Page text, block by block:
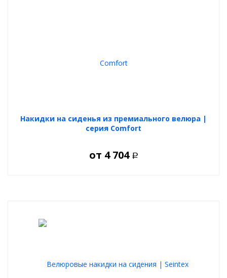
устанавливаются всего за 5 минут без необходимости
использования инструментов.
Накидки на сиденья из премиального велюра |
серия Comfort
от 4 704 Р